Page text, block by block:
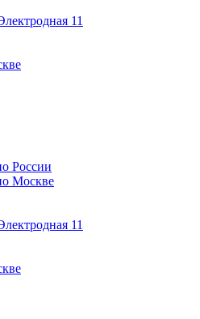
11
России
Москве
11